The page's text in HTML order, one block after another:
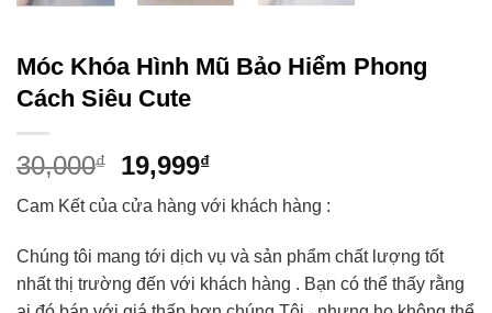
Móc Khóa Hình Mũ Bảo Hiểm Phong
Cách Siêu Cute
30,000₫ 19,999₫
Cam Kết của cửa hàng với khách hàng :
Chúng tôi mang tới dịch vụ và sản phẩm chất lượng tốt
nhất thị trường đến với khách hàng . Bạn có thể thấy rằng